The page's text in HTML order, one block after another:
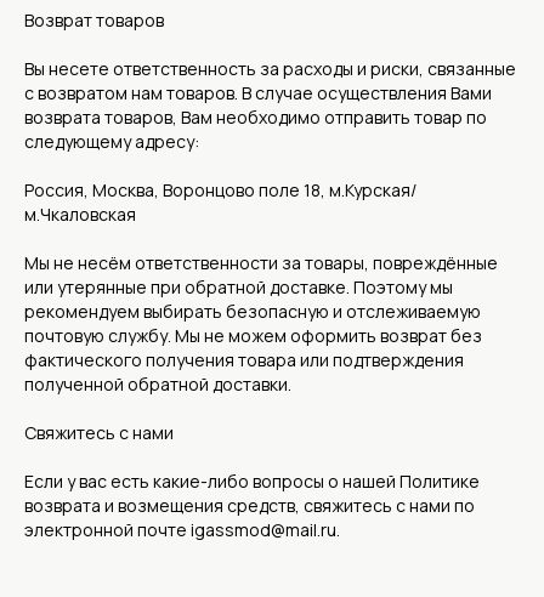
Возврат товаров
Вы несете ответственность за расходы и риски, связанные
с возвратом нам товаров. В случае осуществления Вами
возврата товаров, Вам необходимо отправить товар по
следующему адресу:
Россия, Москва, Воронцово поле 18, м.Курская/
м.Чкаловская
Мы не несём ответственности за товары, повреждённые
или утерянные при обратной доставке. Поэтому мы
рекомендуем выбирать безопасную и отслеживаемую
почтовую службу. Мы не можем оформить возврат без
фактического получения товара или подтверждения
полученной обратной доставки.
Свяжитесь с нами
Если у вас есть какие-либо вопросы о нашей Политике
возврата и возмещения средств, свяжитесь с нами по
электронной почте igassmod@mail.ru.
КЛИЕНТСКАЯ ИНФОРМАЦИЯ
ПЕРЕКРОЙ ДО/ПОСЛЕ
МАНИШКИ/ШАРФЫ
СЕРВИС
КАТАЛОГ
КОНТАКТЫ
Рассрочка
Доставка и оплата
Пользовательское соглашение
ТЕЛЕГРАМ
MAX
МОСКВА, УЛИЦА ЗЕМЛЯНОЙ ВАЛ,
21/2С1 М.КУРСКАЯ,